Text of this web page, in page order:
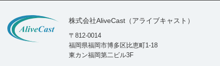
株式会社AliveCast（アライブキャスト）
〒812-0014
福岡県福岡市博多区比恵町1-18
東カン福岡第二ビル3F